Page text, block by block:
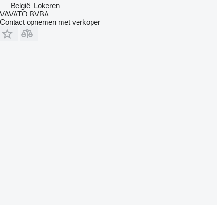
België, Lokeren
VAVATO BVBA
Contact opnemen met verkoper